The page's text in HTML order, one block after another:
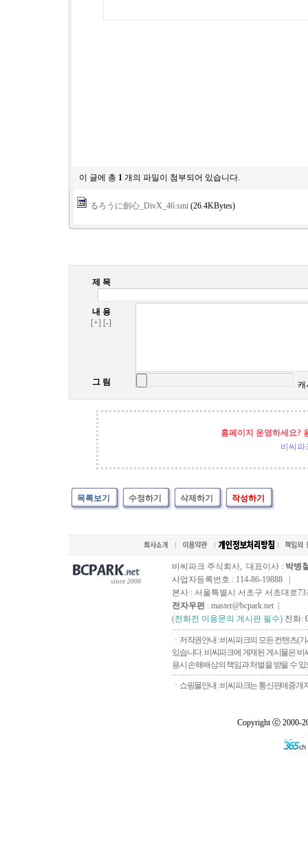
이 글에 총 1 개의 파일이 첨부되어 있습니다.
るろうに劍心_DivX_46.smi (26.4KBytes)
제 목
내 용
[+] [-]
그 림 캐
홈페이지 운영하세요?
비씨파
목록보기 수정하기 삭제하기 작성하기
since 2000
비씨파크 주식회사, 대표이사 : 박병
사업자등록번호 : 114-86-19888 |
본사 : 서울특별시 서초구 서초대로73
전자우편 : master@bcpark.net |
(전화전 이용문의 게시판 필수) 전화:
ㆍ저작권안내 : 비씨파크의 모든 컨텐츠(
있습니다. 비씨파크에 게재된 게시물은
용시 손해배상의 책임과 처벌을 받을 수
ㆍ쇼핑몰안내 : 비씨파크는 통신판매중개
Copyright ⓒ 2000-